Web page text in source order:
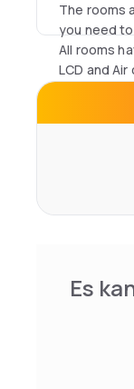
The rooms
you need
All rooms
LCD and
The entire
guests.
Es